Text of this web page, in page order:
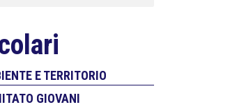
E TERRITORIO
GIOVANI